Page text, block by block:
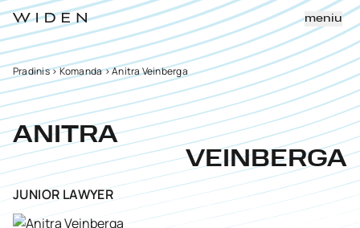
meniu
Pradinis>Komanda>Anitra Veinberga
ANITRA
VEINBERGA
JUNIOR LAWYER